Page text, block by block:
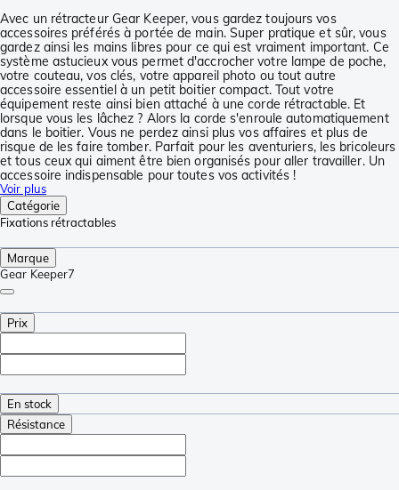
Avec un rétracteur Gear Keeper, vous gardez toujours vos
accessoires préférés à portée de main. Super pratique et sûr, vous
gardez ainsi les mains libres pour ce qui est vraiment important. Ce
système astucieux vous permet d'accrocher votre lampe de poche,
votre couteau, vos clés, votre appareil photo ou tout autre
accessoire essentiel à un petit boitier compact. Tout votre
équipement reste ainsi bien attaché à une corde rétractable. Et
lorsque vous les lâchez ? Alors la corde s'enroule automatiquement
dans le boitier. Vous ne perdez ainsi plus vos affaires et plus de
risque de les faire tomber. Parfait pour les aventuriers, les bricoleurs
et tous ceux qui aiment être bien organisés pour aller travailler. Un
accessoire indispensable pour toutes vos activités !
Voir plus
Catégorie
Fixations rétractables
Marque
Gear Keeper7
Prix
En stock
Résistance